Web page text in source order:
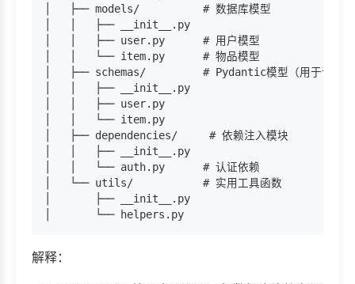
│   ├── models/          # 数据库模型
│   │   ├── __init__.py
│   │   ├── user.py      # 用户模型
│   │   └── item.py      # 物品模型
│   ├── schemas/         # Pydantic模型（用于请求/
│   │   ├── __init__.py
│   │   ├── user.py
│   │   └── item.py
│   ├── dependencies/     # 依赖注入模块
│   │   ├── __init__.py
│   │   └── auth.py      # 认证依赖
│   └── utils/           # 实用工具函数
│       ├── __init__.py
解释：